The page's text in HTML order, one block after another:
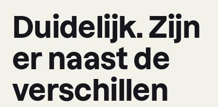
Duidelijk. Zijn
er naast de
verschillen